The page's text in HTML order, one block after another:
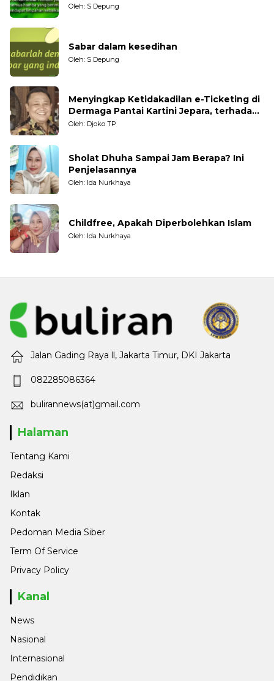
Oleh: S Depung
Sabar dalam kesedihan
Oleh: S Depung
Menyingkap Ketidakadilan e-Ticketing di
Dermaga Pantai Kartini Jepara, terhadap
Nelayan Tradisional
Oleh: Djoko TP
Sholat Dhuha Sampai Jam Berapa? Ini
Penjelasannya
Oleh: Ida Nurkhaya
Childfree, Apakah Diperbolehkan Islam
Oleh: Ida Nurkhaya
Jalan Gading Raya ll, Jakarta Timur, DKI Jakarta
082285086364
bulirannews(at)gmail.com
Halaman
Tentang Kami
Redaksi
Iklan
Kontak
Pedoman Media Siber
Term Of Service
Privacy Policy
Kanal
News
Nasional
Internasional
Pendidikan